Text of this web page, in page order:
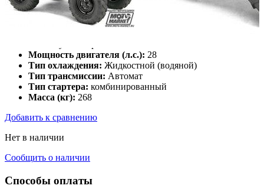
Мощность двигателя (л.с.): 28
Тип охлаждения: Жидкостной (водяной)
Тип трансмиссии: Автомат
Тип стартера: комбинированный
Масса (кг): 268
Добавить к сравнению
Нет в наличии
Сообщить о наличии
Способы оплаты